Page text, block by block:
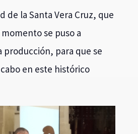
de la Santa Vera Cruz, que
se puso a
producción, para que se
en este histórico